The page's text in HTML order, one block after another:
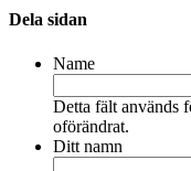
Dela sidan
Name
Detta fält används
oförändrat.
Ditt namn